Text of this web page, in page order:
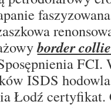
border
FCI.
ISDS
Łodź certyfikat.